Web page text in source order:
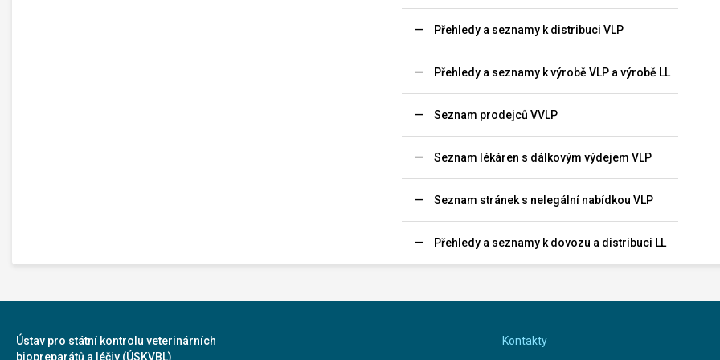
Přehledy a seznamy k distribuci VLP
Přehledy a seznamy k výrobě VLP a výrobě LL
Seznam prodejců VVLP
Seznam lékáren s dálkovým výdejem VLP
Seznam stránek s nelegální nabídkou VLP
Přehledy a seznamy k dovozu a distribuci LL
Ústav pro státní kontrolu veterinárních
biopreparátů a léčiv (ÚSKVBL)
Kontakty